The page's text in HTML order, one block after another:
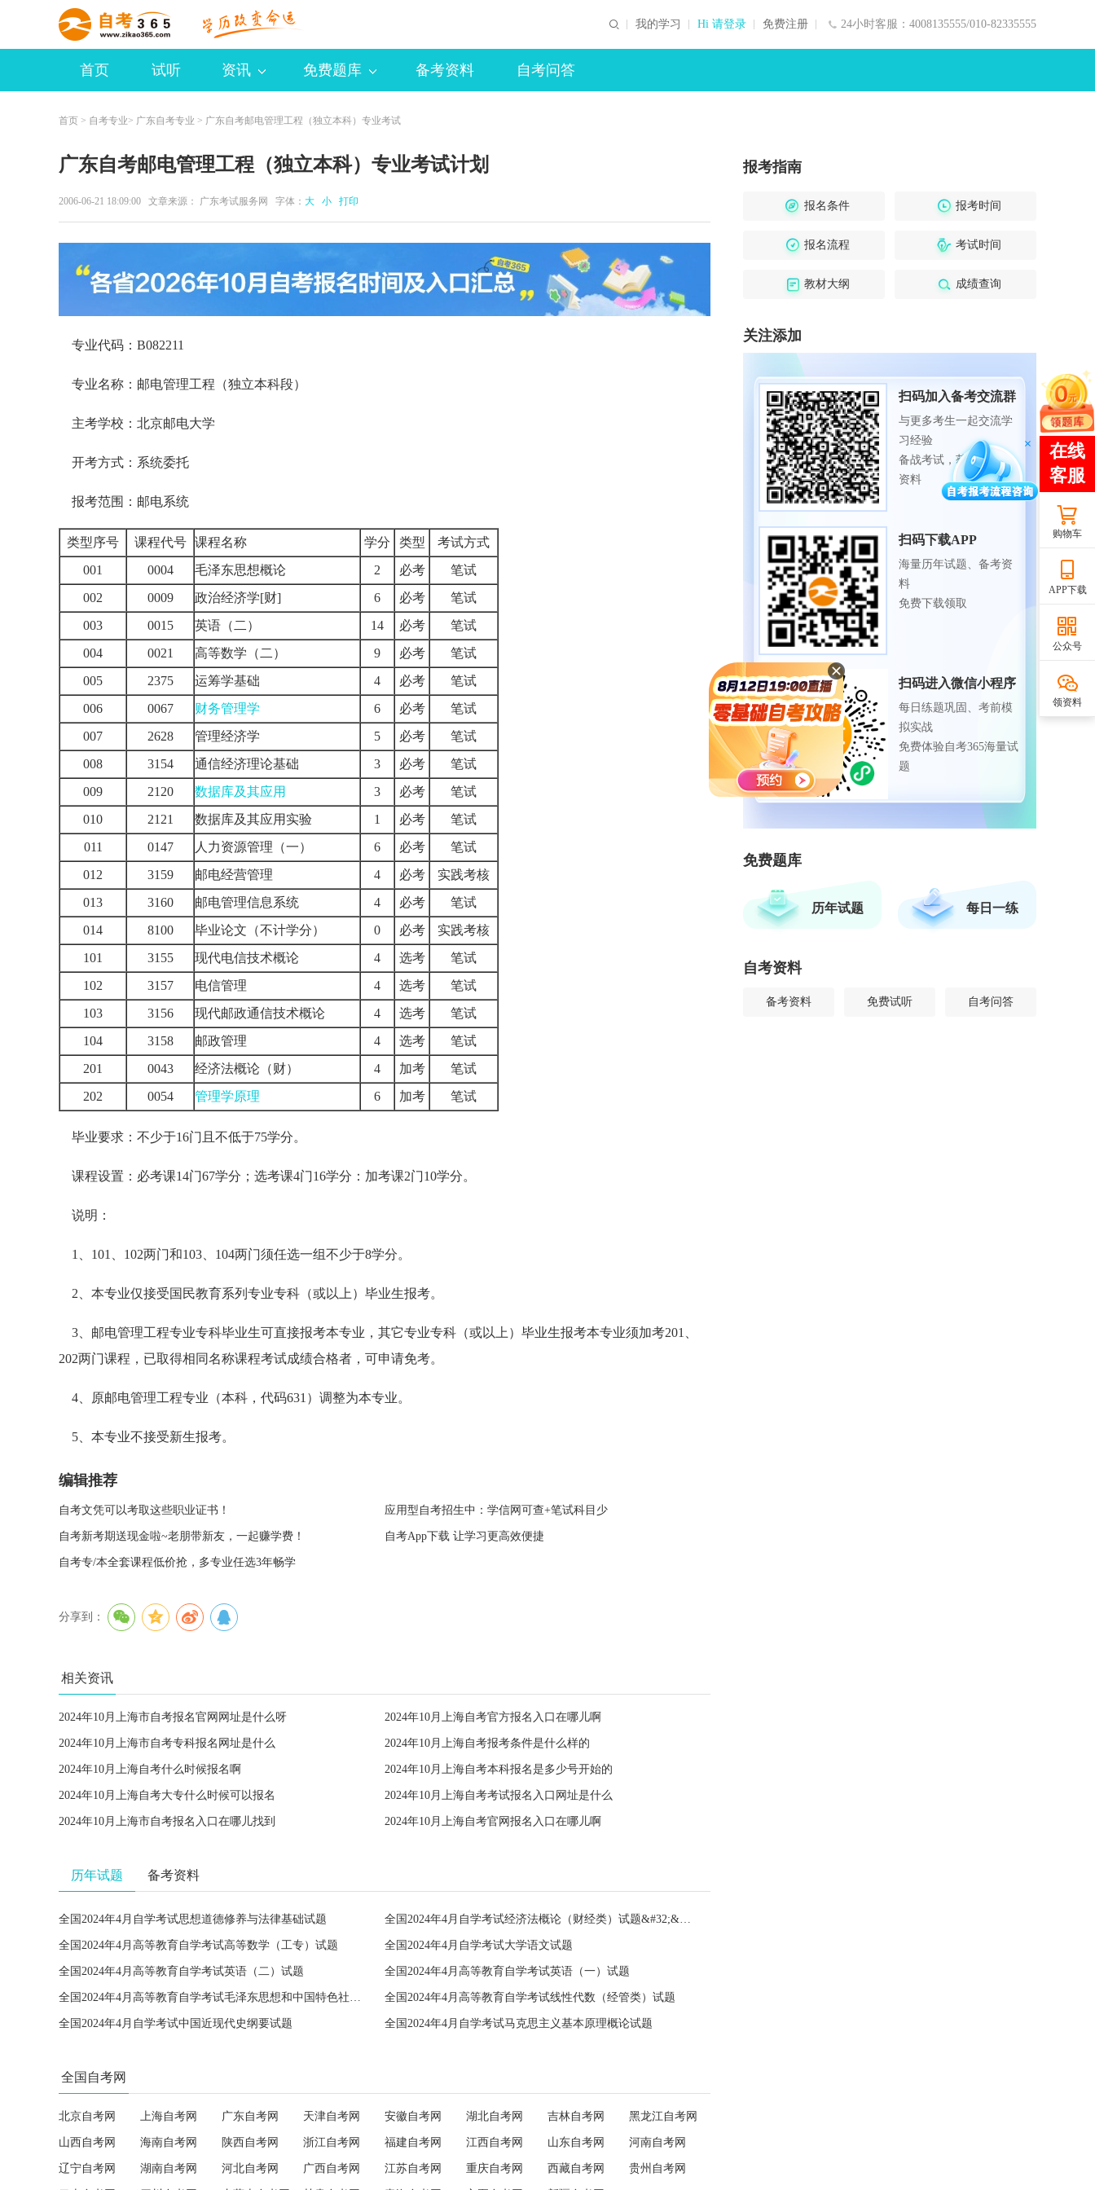
24小时客服：4008135555/010-82335555
我的学习 Hi 请登录 免费注册
首页 试听 资讯 免费题库 备考资料 自考问答
首页 > 自考专业> 广东自考专业 > 广东自考邮电管理工程（独立本科）专业考试
广东自考邮电管理工程（独立本科）专业考试计划
2006-06-21 18:09:00 文章来源： 广东考试服务网 字体： 大 小 打印
专业代码：B082211
专业名称：邮电管理工程（独立本科段）
主考学校：北京邮电大学
开考方式：系统委托
报考范围：邮电系统
类型序号 课程代号 课程名称 学分 类型
考试方式
001
0004 毛泽东思想概论 2 必考
笔试
002
0009 政治经济学[财] 6 必考
笔试
003
0015 英语（二） 14 必考
笔试
004
0021 高等数学（二） 9 必考
笔试
005
2375 运筹学基础 4 必考
笔试
006
0067 财务管理学 6 必考
笔试
007
2628 管理经济学 5 必考
笔试
008
3154 通信经济理论基础 3 必考
笔试
009
2120 数据库及其应用 3 必考
笔试
010
2121 数据库及其应用实验 1 必考
笔试
011
0147 人力资源管理（一） 6 必考
笔试
012
3159 邮电经营管理 4 必考
实践考核
013
3160 邮电管理信息系统 4 必考
笔试
014
8100 毕业论文（不计学分） 0 必考
实践考核
101
3155 现代电信技术概论 4 选考
笔试
102
3157 电信管理 4 选考
笔试
103
3156 现代邮政通信技术概论 4 选考
笔试
104
3158 邮政管理 4 选考
笔试
201
0043 经济法概论（财） 4 加考
笔试
202
0054 管理学原理 6 加考 笔试
毕业要求：不少于16门且不低于75学分。
课程设置：必考课14门67学分；选考课4门16学分：加考课2门10学分。
说明：
1、101、102两门和103、104两门须任选一组不少于8学分。
2、本专业仅接受国民教育系列专业专科（或以上）毕业生报考。
3、邮电管理工程专业专科毕业生可直接报考本专业，其它专业专科（或以上）毕业生报考本专业须加考201、
202两门课程，已取得相同名称课程考试成绩合格者，可申请免考。
4、原邮电管理工程专业（本科，代码631）调整为本专业。
5、本专业不接受新生报考。
编辑推荐
自考文凭可以考取这些职业证书！ 应用型自考招生中：学信网可查+笔试科目少
自考新考期送现金啦~老朋带新友，一起赚学费！ 自考App下载 让学习更高效便捷
自考专/本全套课程低价抢，多专业任选3年畅学
分享到：
相关资讯
2024年10月上海市自考报名官网网址是什么呀 2024年10月上海自考官方报名入口在哪儿啊
2024年10月上海市自考专科报名网址是什么 2024年10月上海自考报考条件是什么样的
2024年10月上海自考什么时候报名啊 2024年10月上海自考本科报名是多少号开始的
2024年10月上海自考大专什么时候可以报名 2024年10月上海自考考试报名入口网址是什么
2024年10月上海市自考报名入口在哪儿找到 2024年10月上海自考官网报名入口在哪儿啊
历年试题 备考资料
全国2024年4月自学考试思想道德修养与法律基础试题 全国2024年4月自学考试经济法概论（财经类）试题&#32;&#32;
全国2024年4月高等教育自学考试高等数学（工专）试题 全国2024年4月自学考试大学语文试题
全国2024年4月高等教育自学考试英语（二）试题 全国2024年4月高等教育自学考试英语（一）试题
全国2024年4月高等教育自学考试毛泽东思想和中国特色社会主义理论体系概论试题 全国2024年4月高等教育自学考试线性代数（经管类）试题
全国2024年4月自学考试中国近现代史纲要试题 全国2024年4月自学考试马克思主义基本原理概论试题
全国自考网
北京自考网 上海自考网 广东自考网 天津自考网 安徽自考网 湖北自考网 吉林自考网 黑龙江自考网
山西自考网 海南自考网 陕西自考网 浙江自考网 福建自考网 江西自考网 山东自考网 河南自考网
辽宁自考网 湖南自考网 河北自考网 广西自考网 江苏自考网 重庆自考网 西藏自考网 贵州自考网
报考指南
报名条件 报考时间
报名流程 考试时间
教材大纲 成绩查询
关注添加
扫码加入备考交流群
与更多考生一起交流学
习经验
备战考试，获取试题及
资料
扫码下载APP
海量历年试题、备考资
料
免费下载领取
扫码进入微信小程序
每日练题巩固、考前模
拟实战
免费体验自考365海量试
题
免费题库
历年试题 每日一练
自考资料
备考资料 免费试听 自考问答
购物车
APP下载
公众号
领资料